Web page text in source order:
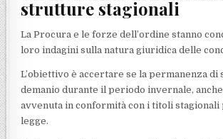
strutture stagionali
La Procura e le forze dell’ordine stanno
loro indagini sulla natura giuridica delle
L’obiettivo è accertare se la permanenza
demanio durante il periodo invernale,
avvenuta in conformità con i titoli
legge.